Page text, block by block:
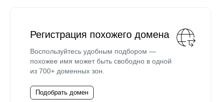
Регистрация похожего домена
Воспользуйтесь удобным подбором —
похожее имя может быть свободно в одной
из 700+ доменных зон.
Подобрать домен